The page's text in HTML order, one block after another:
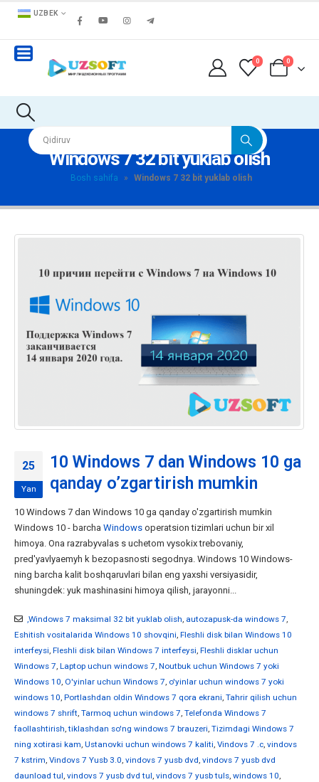
UZBEK
0 0
Windows 7 32 bit yuklab olish
Bosh sahifa » Windows 7 32 bit yuklab olish
25
Yan
10 Windows 7 dan Windows 10 ga
qanday o’zgartirish mumkin
10 Windows 7 dan Windows 10 ga qanday o'zgartirish mumkin
Windows 10 - barcha Windows operatsion tizimlari uchun bir xil
himoya. Ona razrabyvalas s uchetom vysokix trebovaniy,
pred'yavlyaemyh k bezopasnosti segodnya. Windows 10 Windows-
ning barcha kalit boshqaruvlari bilan eng yaxshi versiyasidir,
shuningdek: yuk mashinasini himoya qilish, jarayonni...
,Windows 7 maksimal 32 bit yuklab olish, autozapusk-da windows 7,
Eshitish vositalarida Windows 10 shovqini, Fleshli disk bilan Windows 10
interfeysi, Fleshli disk bilan Windows 7 interfeysi, Fleshli disklar uchun
Windows 7, Laptop uchun windows 7, Noutbuk uchun Windows 7 yoki
Windows 10, O'yinlar uchun Windows 7, o'yinlar uchun windows 7 yoki
windows 10, Portlashdan oldin Windows 7 qora ekrani, Tahrir qilish uchun
windows 7 shrift, Tarmoq uchun windows 7, Telefonda Windows 7
faollashtirish,tiklashdan so'ng windows 7 brauzeri, Tizimdagi Windows 7
ning xotirasi kam, Ustanovki uchun windows 7 kaliti, Vindovs 7 .c, vindovs
7 kstrim, Vindovs 7 Yusb 3.0, vindovs 7 yusb dvd, vindovs 7 yusb dvd
daunload tul, vindovs 7 yusb dvd tul, vindovs 7 yusb tuls, windows 10,